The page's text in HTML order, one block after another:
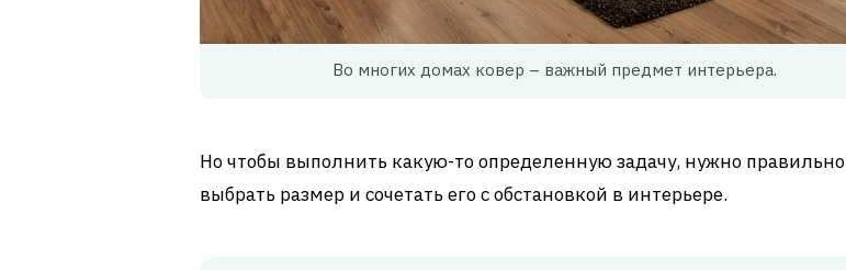
Во многих домах ковер – важный предмет интерьера.
Но чтобы выполнить какую-то определенную задачу, нужно правильно
выбрать размер и сочетать его с обстановкой в интерьере.